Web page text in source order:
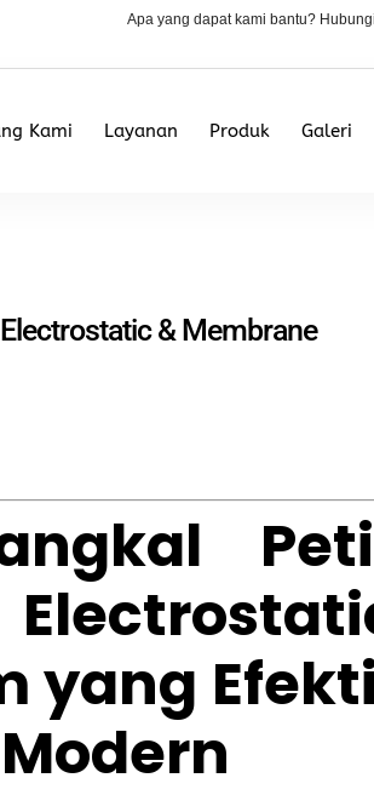
Apa yang dapat kami bantu?
Kami Layanan Produk Galeri
& Membrane
yang